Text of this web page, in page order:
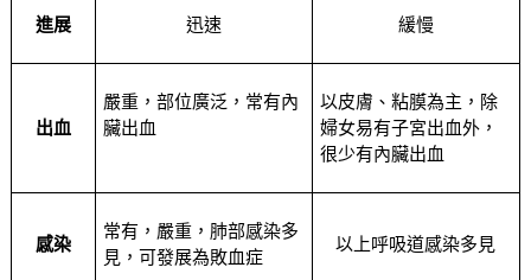
進展 迅速 緩慢
出血
嚴重，部位廣泛，常有內
臟出血
以皮膚、粘膜為主，除
婦女易有子宮出血外，
很少有內臟出血
感染
常有，嚴重，肺部感染多
見，可發展為敗血症
以上呼吸道感染多見